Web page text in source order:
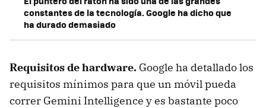
constantes de la tecnología. Google ha dicho que
ha durado demasiado
Requisitos de hardware. Google ha detallado los
requisitos mínimos para que un móvil pueda
correr Gemini Intelligence y es bastante poco